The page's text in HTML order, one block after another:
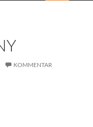
KOMMENTAR